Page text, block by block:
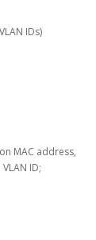
IDs)
MAC address,
ID;